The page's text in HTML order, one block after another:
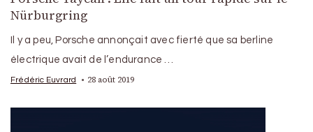
Nürburgring
Il y a peu, Porsche annonçait avec fierté que sa berline
électrique avait de l’endurance …
Frédéric Euvrard 28 août 2019